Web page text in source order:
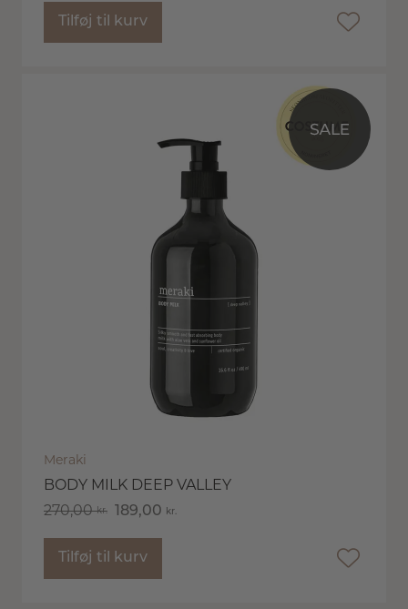
Tilføj til kurv
Meraki
BODY MILK DEEP VALLEY
270,00kr. 189,00 kr.
Tilføj til kurv